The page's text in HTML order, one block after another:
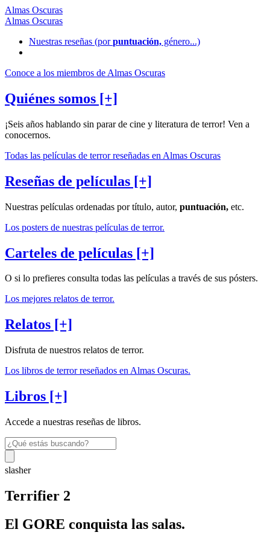
Almas Oscuras
Almas Oscuras
Nuestras reseñas (porpuntuación, género...)
Conoce a los miembros de Almas Oscuras
Quiénes somos [+]
¡Seis años hablando sin parar de cine y literatura de terror! Ven a
conocernos.
Todas las películas de terror reseñadas en Almas Oscuras
Reseñas de películas [+]
Nuestras películas ordenadas por título, autor, puntuación, etc.
Los posters de nuestras películas de terror.
Carteles de películas [+]
O si lo prefieres consulta todas las películas a través de sus pósters.
Los mejores relatos de terror.
Relatos [+]
Disfruta de nuestros relatos de terror.
Los libros de terror reseñados en Almas Oscuras.
Libros [+]
Accede a nuestras reseñas de libros.
slasher
Terrifier 2
El GORE conquista las salas.